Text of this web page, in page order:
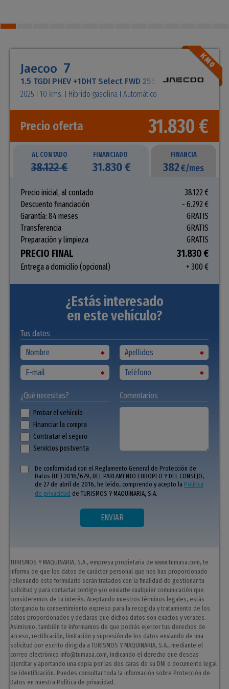
Jaecoo 7
1.5 TGDI PHEV +1DHT Select FWD 255 kW (347 CV)
2025
10 kms. Híbrido gasolina Automático
Precio oferta 31.830 €
AL CONTADO
38.122 €
FINANCIADO
31.830 €
FINANCIA
382€/mes
Precio inicial, al contado
38.122 €
Descuento financiación
- 6.292 €
Garantía: 84 meses
GRATIS
Transferencia
GRATIS
Preparación y limpieza
GRATIS
PRECIO FINAL 31.830 €
Entrega a domicilio (opcional) + 300 €
¿Estás interesado
en este vehículo?
Tus datos
¿Qué necesitas?
Probar el vehículo
Financiar la compra
Contratar el seguro
Servicios postventa
Comentarios
De conformidad con el Reglamento General de Protección de
Datos (UE) 2016/679, DEL PARLAMENTO EUROPEO Y DEL CONSEJO,
de 27 de abril de 2016, he leído, comprendo y acepto la Política
de privacidad de TURISMOS Y MAQUINARIA, S.A.
TURISMOS Y MAQUINARIA, S.A., empresa propietaria de www.tumasa.com, te
informa de que los datos de carácter personal que nos has proporcionado
rellenando este formulario serán tratados con la finalidad de gestionar tu
solicitud y para contactar contigo y/o enviarte cualquier comunicación que
consideremos de tu interés. Aceptando nuestros términos legales, estás
otorgando tu consentimiento expreso para la recogida y tratamiento de los
datos proporcionados y declaras que dichos datos son exactos y veraces.
Asimismo, también te informamos de que podrás ejercer tus derechos de
acceso, rectificación, limitación y supresión de los datos enviando de una
solicitud por escrito dirigida a TURISMOS Y MAQUINARIA, S.A., mediante el
correo electrónico info@tumasa.com, indicando el derecho que deseas
ejercitar y aportando una copia por las dos caras de su DNI o documento legal
de identificación. Puedes consultar toda la información sobre Protección de
Datos en nuestra Política de privacidad.